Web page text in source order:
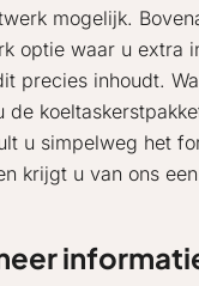
mogelijk.
optie waar u extra
precies inhoudt.
de
u simpelweg het
krijgt u van ons